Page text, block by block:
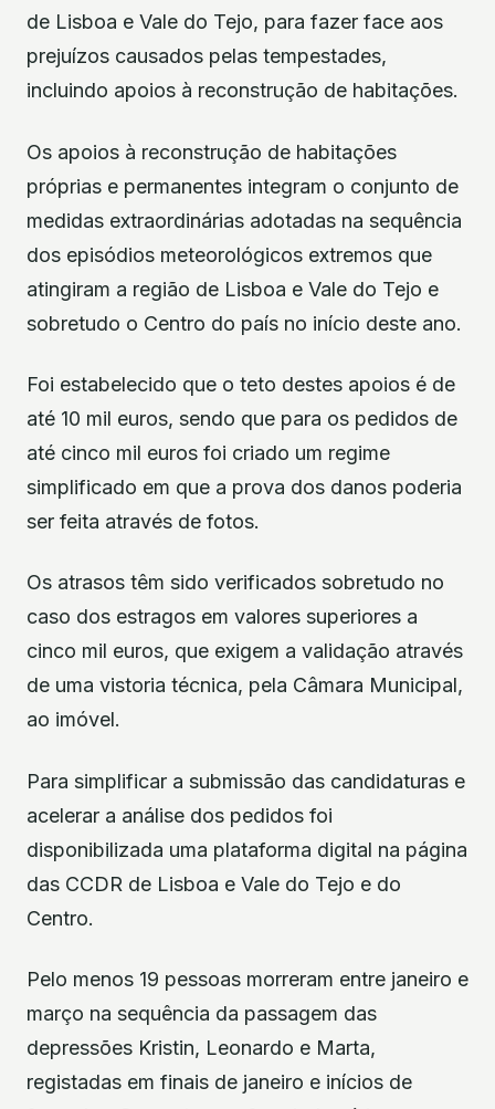
de Lisboa e Vale do Tejo, para fazer face aos
prejuízos causados pelas tempestades,
incluindo apoios à reconstrução de habitações.
Os apoios à reconstrução de habitações
próprias e permanentes integram o conjunto de
medidas extraordinárias adotadas na sequência
dos episódios meteorológicos extremos que
atingiram a região de Lisboa e Vale do Tejo e
sobretudo o Centro do país no início deste ano.
Foi estabelecido que o teto destes apoios é de
até 10 mil euros, sendo que para os pedidos de
até cinco mil euros foi criado um regime
simplificado em que a prova dos danos poderia
ser feita através de fotos.
Os atrasos têm sido verificados sobretudo no
caso dos estragos em valores superiores a
cinco mil euros, que exigem a validação através
de uma vistoria técnica, pela Câmara Municipal,
ao imóvel.
Para simplificar a submissão das candidaturas e
acelerar a análise dos pedidos foi
disponibilizada uma plataforma digital na página
das CCDR de Lisboa e Vale do Tejo e do
Centro.
Pelo menos 19 pessoas morreram entre janeiro e
março na sequência da passagem das
depressões Kristin, Leonardo e Marta,
registadas em finais de janeiro e inícios de